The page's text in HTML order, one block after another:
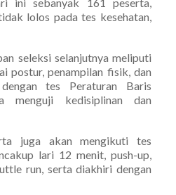
lolos pada tes kesehatan,
seleksi selanjutnya meliputi
postur, penampilan fisik, dan
tes Peraturan Baris
menguji kedisiplinan dan
juga akan mengikuti tes
lari 12 menit, push-up,
run, serta diakhiri dengan